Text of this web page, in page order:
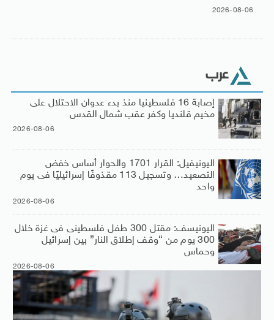
2026-08-06
عرب
إصابة 16 فلسطينيا منذ بدء عدوان الاحتلال على
مخيم قلنديا وكفر عقب شمال القدس
2026-08-06
اليونيفيل: القرار 1701 والحوار أساس خفض
التصعيد… وتسجيل 113 مقذوفًا إسرائيليًا فى يوم
واحد
2026-08-06
اليونيسف: مقتل 300 طفل فلسطينى فى غزة خلال
300 يوم من “وقف إطلاق النار” بين إسرائيل
وحماس
2026-08-06